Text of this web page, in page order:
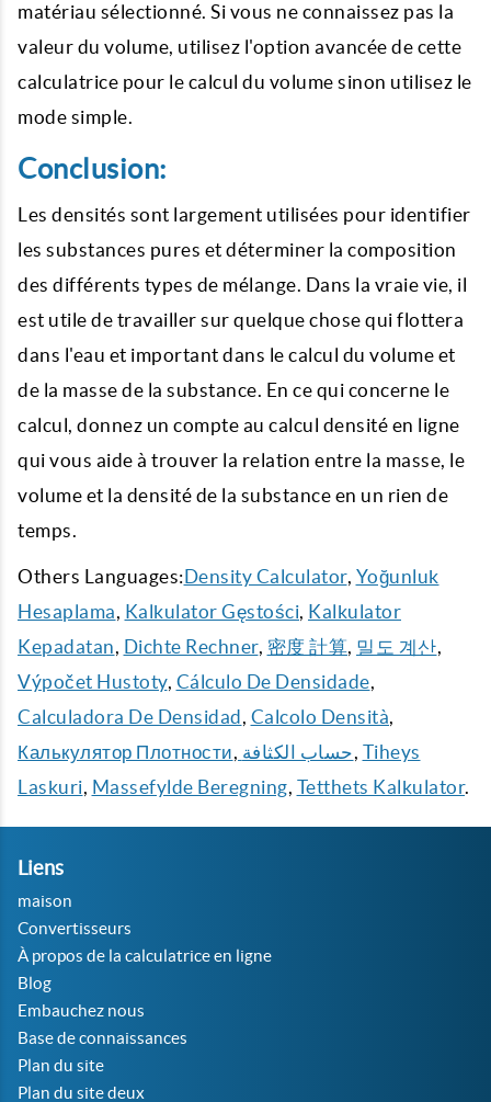
matériau sélectionné. Si vous ne connaissez pas la
valeur du volume, utilisez l'option avancée de cette
calculatrice pour le calcul du volume sinon utilisez le
mode simple.
Conclusion:
Les densités sont largement utilisées pour identifier
les substances pures et déterminer la composition
des différents types de mélange. Dans la vraie vie, il
est utile de travailler sur quelque chose qui flottera
dans l'eau et important dans le calcul du volume et
de la masse de la substance. En ce qui concerne le
calcul, donnez un compte au calcul densité en ligne
qui vous aide à trouver la relation entre la masse, le
volume et la densité de la substance en un rien de
temps.
Others Languages:Density Calculator, Yoğunluk
Hesaplama, Kalkulator Gęstości, Kalkulator
Kepadatan, Dichte Rechner, 密度 計算, 밀도 계산,
Výpočet Hustoty, Cálculo De Densidade,
Calculadora De Densidad, Calcolo Densità,
Калькулятор Плотности, حساب الكثافة, Tiheys
Laskuri, Massefylde Beregning, Tetthets Kalkulator.
Liens
maison
Convertisseurs
À propos de la calculatrice en ligne
Blog
Embauchez nous
Base de connaissances
Plan du site
Plan du site deux